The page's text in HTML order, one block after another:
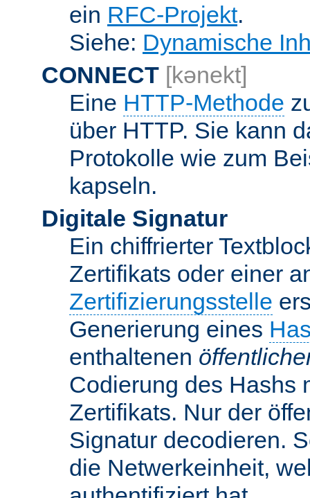
ein RFC-Projekt.
Siehe: Dynamische
CONNECT [kənekt]
Eine HTTP-Methode
über HTTP. Sie kann
Protokolle wie zum
kapseln.
Digitale Signatur
Ein chiffrierter
Zertifikats oder einer
Zertifizierungsstelle
Generierung eines
enthaltenen
Codierung des Hashs
Zertifikats. Nur der
Signatur decodieren.
die Netwerkeinheit,